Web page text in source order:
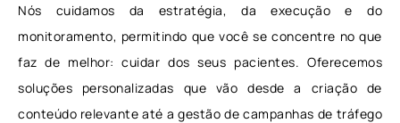
Nós cuidamos da estratégia, da execução e do
monitoramento, permitindo que você se concentre no que
faz de melhor: cuidar dos seus pacientes. Oferecemos
soluções personalizadas que vão desde a criação de
conteúdo relevante até a gestão de campanhas de tráfego